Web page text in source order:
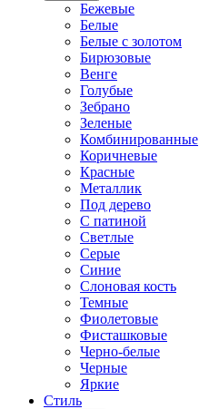
Бежевые
Белые
Белые с золотом
Бирюзовые
Венге
Голубые
Зебрано
Зеленые
Комбинированные
Коричневые
Красные
Металлик
Под дерево
С патиной
Светлые
Серые
Синие
Слоновая кость
Темные
Фиолетовые
Фисташковые
Черно-белые
Черные
Яркие
Стиль